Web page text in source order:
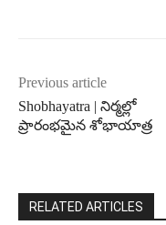
Previous article
Shobhayatra | నిర్మల్లో
ప్రారంభమైన శోభాయాత్ర
RELATED ARTICLES